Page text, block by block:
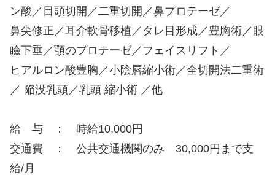
ン酸／目頭切開／二重切開／鼻プロテーゼ／
鼻尖修正／耳介軟骨移植／タレ目形成／豊胸術／眼
瞼下垂／顎のプロテーゼ／フェイスリフト／
ヒアルロン酸豊胸／小陰唇縮小術／全切開法二重術
／ 陥没乳頭／乳頭 縮小術 ／他
給 与 ： 時給10,000円
交通費 ： 公共交通機関のみ 30,000円まで支
給/月